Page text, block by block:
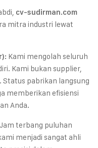
cv-sudirman.com
mitra industri lewat
Kami mengolah seluruh
Kami bukan supplier,
pabrikan langsung
memberikan efisiensi
Anda.
Jam terbang puluhan
menjadi sangat ahli